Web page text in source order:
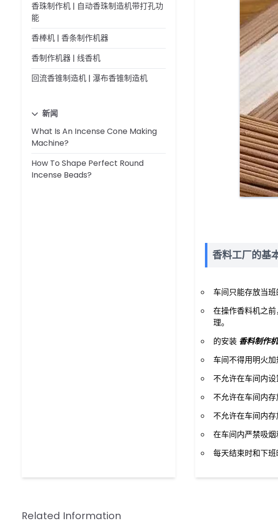
香珠制作机 | 自动香珠制造机带打孔功
能
香棒机 | 香条制作机器
香制作机器 | 线香机
回流香锥制造机 | 瀑布香锥制造机
新闻
What Is An Incense Cone Making
Machine?
How To Shape Perfect Round
Incense Beads?
香料工厂的基
车间只能存放当
在操作香料机之
理。
的安装 香料制作
车间不得用明火加
不允许在车间内设
不允许在车间内存
不允许在车间内
在车间内严禁吸烟
每天结束时和下